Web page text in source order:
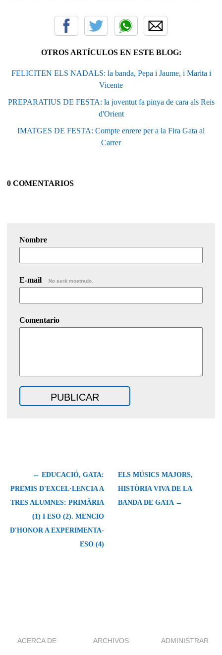
OTROS ARTÍCULOS EN ESTE BLOG:
FELICITEN ELS NADALS: la banda, Pepa i Jaume, i Marita i
Vicente
PREPARATIUS DE FESTA: la joventut fa pinya de cara als Reis
d'Orient
IMATGES DE FESTA: Compte enrere per a la Fira Gata al
Carrer
0 COMENTARIOS
Nombre
E-mail No será mostrado.
Comentario
← EDUCACIÓ, GATA:
PREMIS D'EXCEL·LENCIA A
TRES ALUMNES: PRIMÀRIA
(1) I ESO (2). MENCIO
D'HONOR A EXPERIMENTA-
ESO (4)
ELS MÚSICS MAJORS,
HISTÒRIA VIVA DE LA
BANDA DE GATA →
ACERCA DE ARCHIVOS ADMINISTRAR